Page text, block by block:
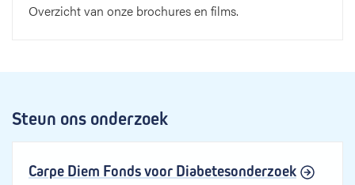
Overzicht van onze brochures en films.
Steun ons onderzoek
Carpe Diem Fonds voor Diabetesonderzoek